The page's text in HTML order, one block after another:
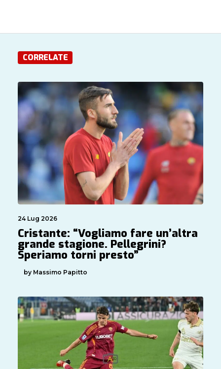
CORRELATE
24 Lug 2026
Cristante: “Vogliamo fare un’altra
grande stagione. Pellegrini?
Speriamo torni presto”
by Massimo Papitto